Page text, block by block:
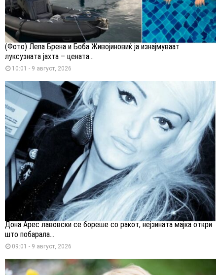
(Фото) Лепа Брена и Боба Живојиновиќ ја изнајмуваат
луксузната јахта – цената...
10:01 - 9 август, 2026
Дона Арес лавовски се бореше со ракот, нејзината мајка откри
што побарала...
09:01 - 9 август, 2026